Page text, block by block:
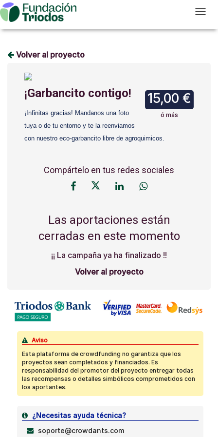
T
Volver al proyecto
15,00 €
ó más
¡Garbancito contigo!
¡Infinitas gracias! Mandanos una foto
tuya o de tu entorno y te la reenviamos
con nuestro eco-garbancito libre de agroquimicos.
Compártelo en tus redes sociales
Las aportaciones están
cerradas en este momento
¡¡ La campaña ya ha finalizado !!
Volver al proyecto
Aviso
Esta plataforma de crowdfunding no garantiza que los
proyectos sean completados y financiados. Es
responsabilidad del promotor del proyecto entregar todas
las recompensas o detalles simbólicos comprometidos con
los aportantes.
¿Necesitas ayuda técnica?
soporte@crowdants.com